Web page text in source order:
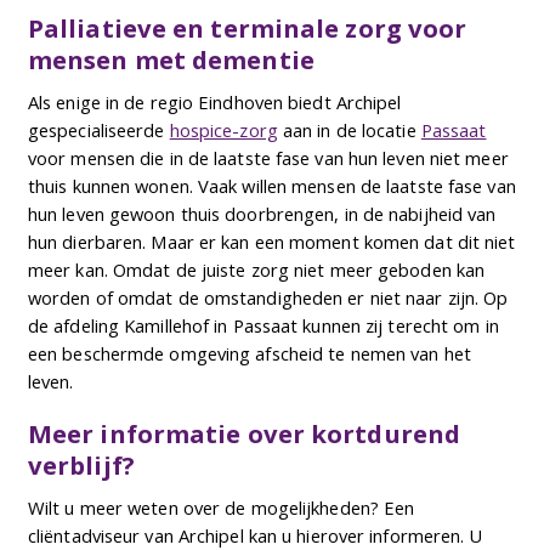
Palliatieve en terminale zorg voor
mensen met dementie
Als enige in de regio Eindhoven biedt Archipel
gespecialiseerde hospice-zorgaan in de locatie Passaat
voor mensen die in de laatste fase van hun leven niet meer
thuis kunnen wonen. Vaak willen mensen de laatste fase van
hun leven gewoon thuis doorbrengen, in de nabijheid van
hun dierbaren. Maar er kan een moment komen dat dit niet
meer kan. Omdat de juiste zorg niet meer geboden kan
worden of omdat de omstandigheden er niet naar zijn. Op
de afdeling Kamillehof in Passaat kunnen zij terecht om in
een beschermde omgeving afscheid te nemen van het
leven.
Meer informatie over kortdurend
verblijf?
Wilt u meer weten over de mogelijkheden? Een
cliëntadviseur van Archipel kan u hierover informeren. U